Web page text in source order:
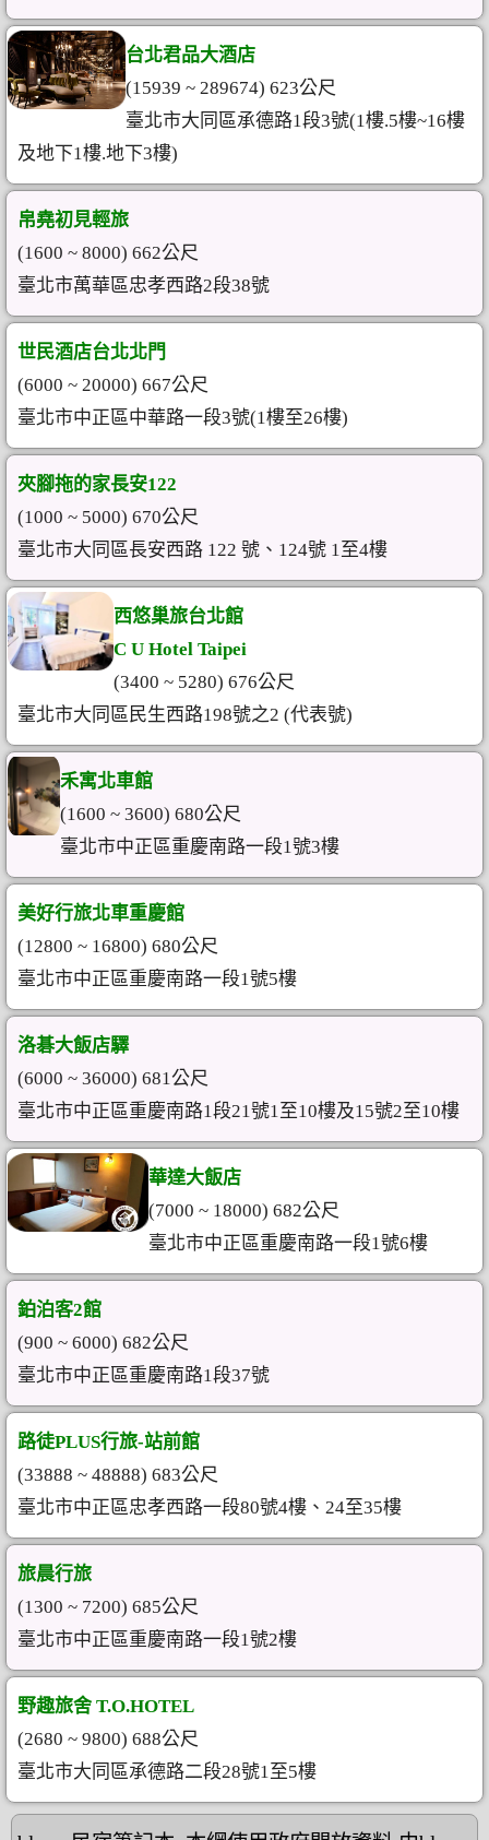
台北君品大酒店
(15939 ~ 289674) 623公尺
臺北市大同區承德路1段3號(1樓.5樓~16樓
及地下1樓.地下3樓)
帛堯初見輕旅
(1600 ~ 8000) 662公尺
臺北市萬華區忠孝西路2段38號
世民酒店台北北門
(6000 ~ 20000) 667公尺
臺北市中正區中華路一段3號(1樓至26樓)
夾腳拖的家長安122
(1000 ~ 5000) 670公尺
臺北市大同區長安西路 122 號、124號 1至4樓
西悠巢旅台北館
C U Hotel Taipei
(3400 ~ 5280) 676公尺
臺北市大同區民生西路198號之2 (代表號)
禾寓北車館
(1600 ~ 3600) 680公尺
臺北市中正區重慶南路一段1號3樓
美好行旅北車重慶館
(12800 ~ 16800) 680公尺
臺北市中正區重慶南路一段1號5樓
洛碁大飯店驛
(6000 ~ 36000) 681公尺
臺北市中正區重慶南路1段21號1至10樓及15號2至10樓
華達大飯店
(7000 ~ 18000) 682公尺
臺北市中正區重慶南路一段1號6樓
鉑泊客2館
(900 ~ 6000) 682公尺
臺北市中正區重慶南路1段37號
路徒PLUS行旅-站前館
(33888 ~ 48888) 683公尺
臺北市中正區忠孝西路一段80號4樓、24至35樓
旅晨行旅
(1300 ~ 7200) 685公尺
臺北市中正區重慶南路一段1號2樓
野趣旅舍 T.O.HOTEL
(2680 ~ 9800) 688公尺
臺北市大同區承德路二段28號1至5樓